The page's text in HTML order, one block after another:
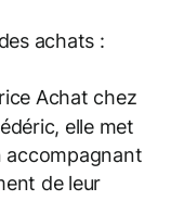
achats :
Achat chez
elle met
accompagnant
de leur